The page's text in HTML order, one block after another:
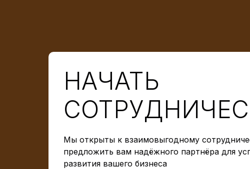
НАЧАТЬ
Мы открыты к взаимовыгодному
предложить вам надёжного партнёра для
развития вашего бизнеса